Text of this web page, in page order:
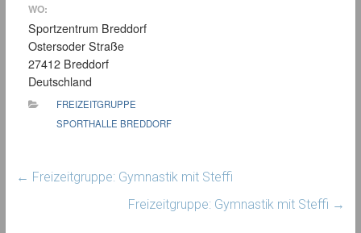
WO:
Sportzentrum Breddorf
Ostersoder Straße
27412 Breddorf
Deutschland
FREIZEITGRUPPE
SPORTHALLE BREDDORF
← Freizeitgruppe: Gymnastik mit Steffi
Freizeitgruppe: Gymnastik mit Steffi →